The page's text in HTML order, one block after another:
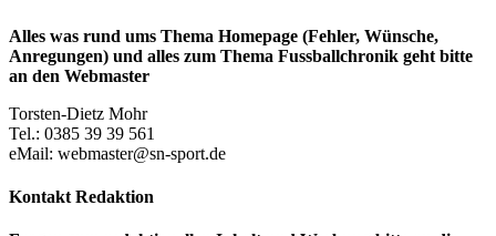
Alles was rund ums Thema Homepage (Fehler, Wünsche,
Anregungen) und alles zum Thema Fussballchronik geht bitte
an den Webmaster
Torsten-Dietz Mohr
Tel.: 0385 39 39 561
eMail: webmaster@sn-sport.de
Kontakt Redaktion